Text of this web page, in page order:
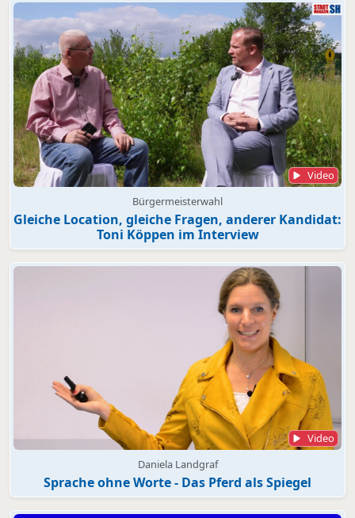
Video
Bürgermeisterwahl
Gleiche Location, gleiche Fragen, anderer Kandidat:
Toni Köppen im Interview
Video
Daniela Landgraf
Sprache ohne Worte - Das Pferd als Spiegel